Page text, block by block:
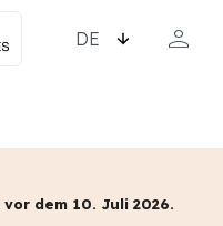
person
dem 10. Juli 2026.